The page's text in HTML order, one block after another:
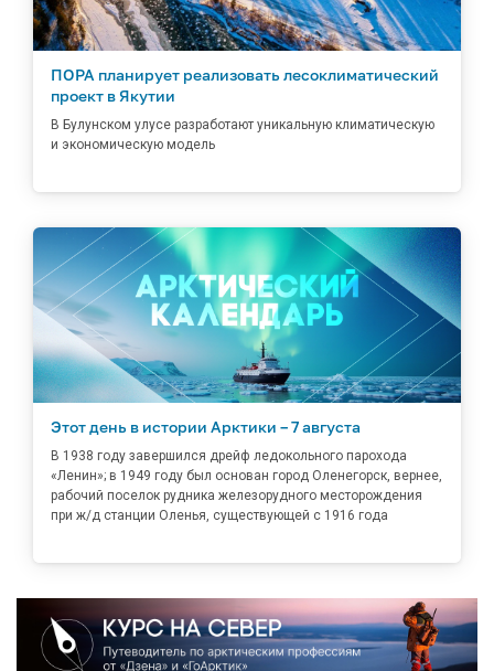
ПОРА планирует реализовать лесоклиматический
проект в Якутии
В Булунском улусе разработают уникальную климатическую
и экономическую модель
Этот день в истории Арктики – 7 августа
В 1938 году завершился дрейф ледокольного парохода
«Ленин»; в 1949 году был основан город Оленегорск, вернее,
рабочий поселок рудника железорудного месторождения
при ж/д станции Оленья, существующей с 1916 года